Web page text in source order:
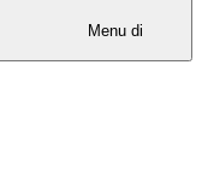
Menu di